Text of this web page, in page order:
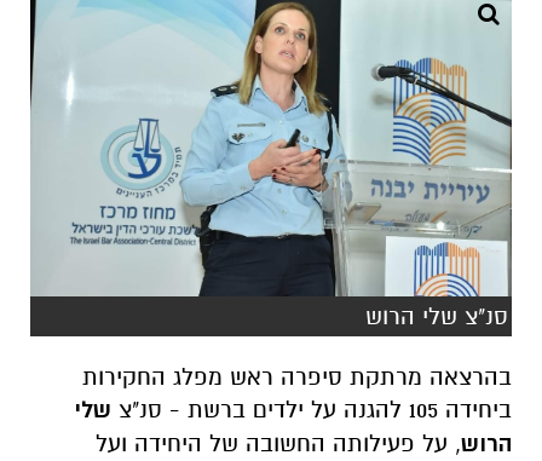
סנ"צ שלי הרוש
בהרצאה מרתקת סיפרה ראש מפלג החקירות
ביחידה 105 להגנה על ילדים ברשת - סנ"צ
שלי
הרוש, על פעילותה החשובה של היחידה ועל